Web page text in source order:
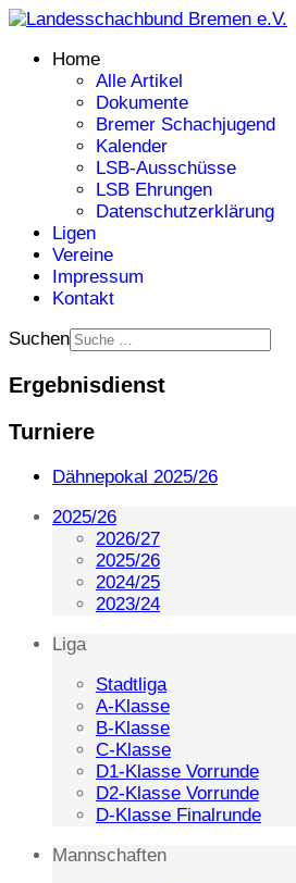
Home
Alle Artikel
Dokumente
Bremer Schachjugend
Kalender
LSB-Ausschüsse
LSB Ehrungen
Datenschutzerklärung
Ligen
Vereine
Impressum
Kontakt
Suchen
Ergebnisdienst
Turniere
Dähnepokal 2025/26
2025/26
2026/27
2025/26
2024/25
2023/24
Liga
Stadtliga
A-Klasse
B-Klasse
C-Klasse
D1-Klasse Vorrunde
D2-Klasse Vorrunde
D-Klasse Finalrunde
Mannschaften